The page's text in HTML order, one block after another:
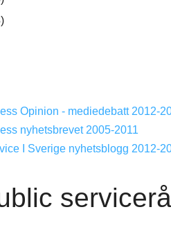
Opinion - mediedebatt 2012-
nyhetsbrevet 2005-2011
I Sverige nyhetsblogg 2012-